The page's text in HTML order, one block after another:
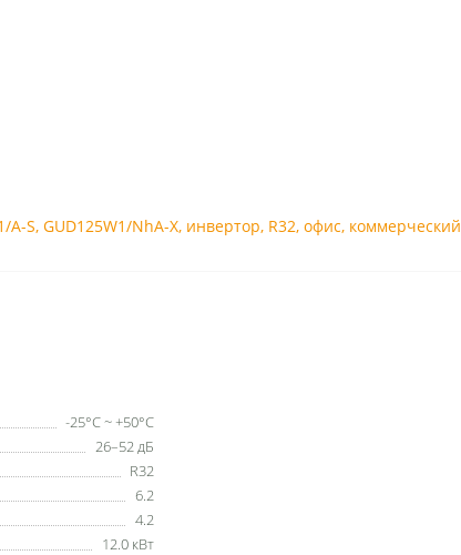
A-S, GUD125W1/NhA-X, инвертор, R32, офис, коммерческий
-25°C ~ +50°C
26–52 дБ
R32
6.2
4.2
12.0 кВт